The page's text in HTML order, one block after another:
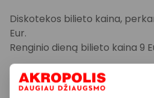
Diskotekos bilieto kaina,
Eur.
Renginio dieną bilieto kaina 9
📅 KADA? Vasario 14 d.
❄️ KUR? Ant AKROPOLIO ledo.